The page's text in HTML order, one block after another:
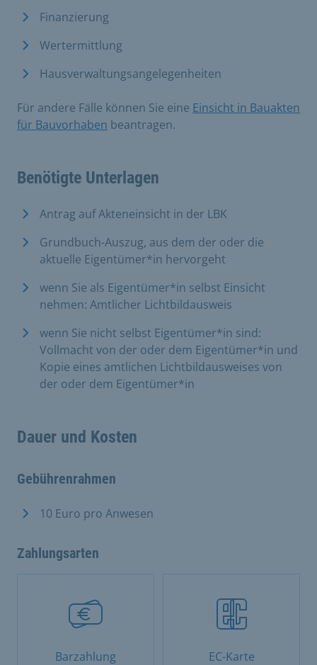
Finanzierung
Wertermittlung
Hausverwaltungsangelegenheiten
Für andere Fälle können Sie eine Einsicht in Bauakten
für Bauvorhaben beantragen.
Benötigte Unterlagen
Antrag auf Akteneinsicht in der LBK
Grundbuch-Auszug, aus dem der oder die
aktuelle Eigentümer*in hervorgeht
wenn Sie als Eigentümer*in selbst Einsicht
nehmen: Amtlicher Lichtbildausweis
wenn Sie nicht selbst Eigentümer*in sind:
Vollmacht von der oder dem Eigentümer*in und
Kopie eines amtlichen Lichtbildausweises von
der oder dem Eigentümer*in
Dauer und Kosten
Gebührenrahmen
10 Euro pro Anwesen
Zahlungsarten
Barzahlung EC-Karte